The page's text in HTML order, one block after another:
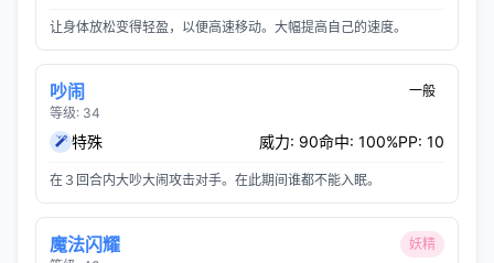
让身体放松变得轻盈，以便高速移动。大幅提高自己的速度。
吵闹
等级: 34
一般
特殊 威力: 90命中: 100%PP: 10
在３回合内大吵大闹攻击对手。在此期间谁都不能入眠。
魔法闪耀 妖精